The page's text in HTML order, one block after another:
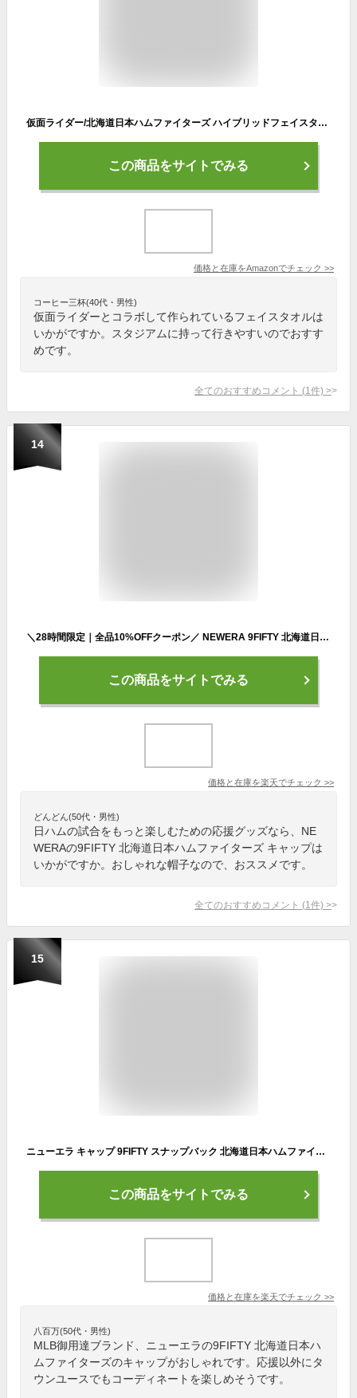
仮面ライダー/北海道日本ハムファイターズ ハイブリッドフェイスタオル(集合)
この商品をサイトでみる
価格と在庫をAmazonでチェック >>
コーヒー三杯(40代・男性)
仮面ライダーとコラボして作られているフェイスタオルは
いかがですか。スタジアムに持って行きやすいのでおすす
めです。
全てのおすすめコメント (1 件) >
14
＼28時間限定｜全品10%OFFクーポン／ NEWERA 9FIFTY 北海道日本ハムファイターズ キャップ ロゴ フラットバイザー 2トーン ベースボールキャップ ロゴキャップ 野球帽 サイズ調整可 ブラック オールシーズン スポーツ プロ野球 チーム ベースボールキャップ newera 父の日
この商品をサイトでみる
価格と在庫を楽天でチェック >>
どんどん(50代・男性)
日ハムの試合をもっと楽しむための応援グッズなら、NE
WERAの9FIFTY 北海道日本ハムファイターズ キャップは
いかがですか。おしゃれな帽子なので、おススメです。
全てのおすすめコメント (1 件) >
15
ニューエラ キャップ 9FIFTY スナップバック 北海道日本ハムファイターズ NPB TEAM LOGO SNAPBACK CAP BLACK BLUE NEW ERA HOKKAIDO NIPPONHAM FIGHTERS 25_2
この商品をサイトでみる
価格と在庫を楽天でチェック >>
八百万(50代・男性)
MLB御用達ブランド、ニューエラの9FIFTY 北海道日本ハ
ムファイターズのキャップがおしゃれです。応援以外にタ
ウンユースでもコーディネートを楽しめそうです。